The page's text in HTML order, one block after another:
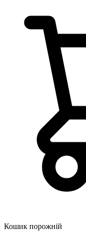
Кошик порожній